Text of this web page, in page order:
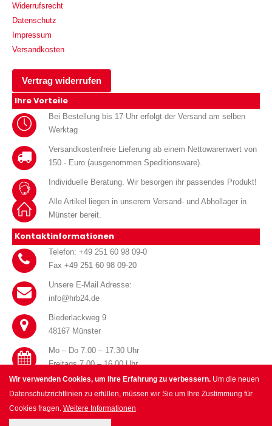
Wir verwenden Cookies, um Ihre Erfahrung zu verbessern. Um die neuen
Datenschutzrichtlinien zu erfüllen, müssen wir Sie um Ihre Zustimmung für
Cookies fragen. Weitere Informationen
Widerrufsrecht
Datenschutz
Impressum
Versandkosten
Vertrag widerrufen
Ihre Vorteile
Bei Bestellung bis 17 Uhr erfolgt der Versand am selben
Werktag
Versandkostenfreie Lieferung ab einem Nettowarenwert von
150.- Euro (ausgenommen Speditionsware).
Individuelle Beratung. Wir besorgen ihr passendes Produkt!
Alle Artikel liegen in unserem Versand- und Abhollager in
Münster bereit.
Kontaktinformationen
Telefon: +49 251 60 98 09-0
Fax +49 251 60 98 09-20
Unsere E-Mail Adresse:
info@hrb24.de
Biederlackweg 9
48167 Münster
Mo – Do 7.00 – 17.30 Uhr
Freitags 7.00 – 16.00 Uhr